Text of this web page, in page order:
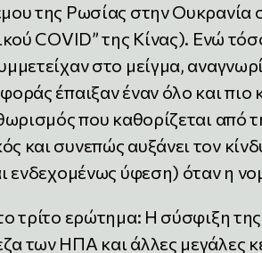
της Ρωσίας στην Ουκρανία
COVID” της Κίνας). Ενώ
στο μείγμα,
έπαιξαν έναν όλο και πιο
που καθορίζεται από
και συνεπώς αυξάνει τον
ενδεχομένως ύφεση) όταν η
τρίτο ερώτημα: Η σύσφιξη
των ΗΠΑ και άλλες μεγάλες